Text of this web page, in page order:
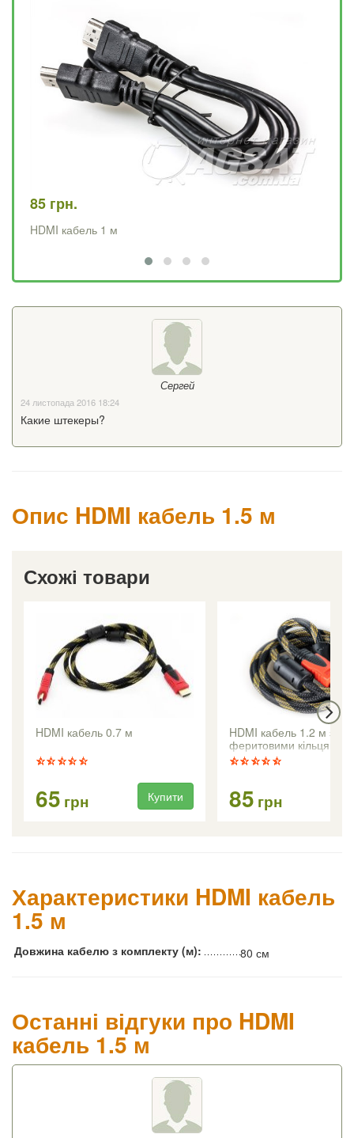
85 грн.
HDMI кабель 1 м
Сергей
24 листопада 2016 18:24
Какие штекеры?
Опис HDMI кабель 1.5 м
Схожі товари
HDMI кабель 0.7 м
65 грн Купити
HDMI кабель 1.2 м з
феритовими кільцями
85 грн
Характеристики HDMI кабель
1.5 м
Довжина кабелю з комплекту (м): 80 см
Останні відгуки про HDMI
кабель 1.5 м